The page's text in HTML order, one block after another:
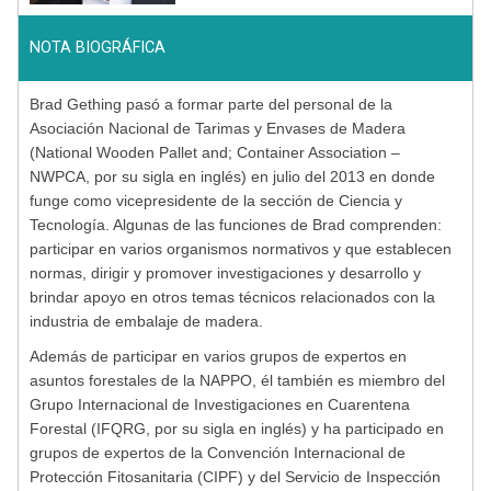
NOTA BIOGRÁFICA
Brad Gething pasó a formar parte del personal de la
Asociación Nacional de Tarimas y Envases de Madera
(National Wooden Pallet and; Container Association –
NWPCA, por su sigla en inglés) en julio del 2013 en donde
funge como vicepresidente de la sección de Ciencia y
Tecnología. Algunas de las funciones de Brad comprenden:
participar en varios organismos normativos y que establecen
normas, dirigir y promover investigaciones y desarrollo y
brindar apoyo en otros temas técnicos relacionados con la
industria de embalaje de madera.
Además de participar en varios grupos de expertos en
asuntos forestales de la NAPPO, él también es miembro del
Grupo Internacional de Investigaciones en Cuarentena
Forestal (IFQRG, por su sigla en inglés) y ha participado en
grupos de expertos de la Convención Internacional de
Protección Fitosanitaria (CIPF) y del Servicio de Inspección